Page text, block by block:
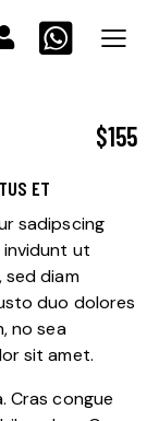
$155
ET
sadipscing
invidunt ut
diam
duo dolores
no sea
sit amet.
Cras congue